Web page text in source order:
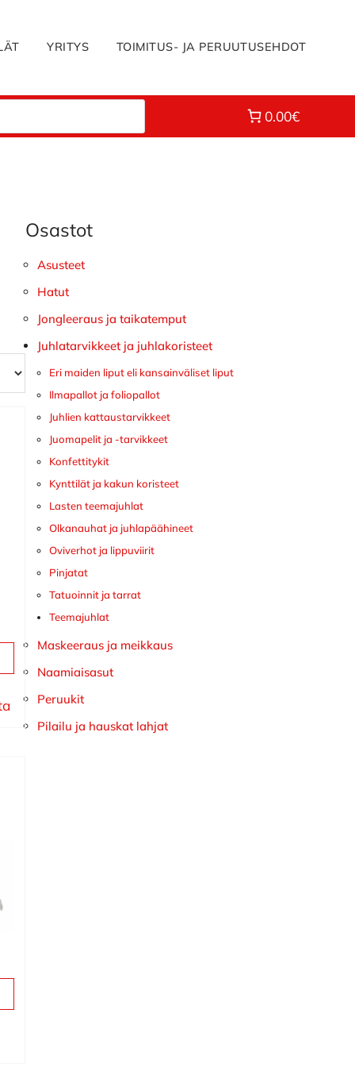
YRITYS TOIMITUS- JA PERUUTUSEHDOT
0.00€
Ensisijainen
sivupalkki
Osastot
Asusteet
Hatut
Jongleeraus ja taikatemput
Juhlatarvikkeet ja juhlakoristeet
Eri maiden liput eli kansainväliset liput
Ilmapallot ja foliopallot
Juhlien kattaustarvikkeet
Juomapelit ja -tarvikkeet
Konfettitykit
Kynttilät ja kakun koristeet
Lasten teemajuhlat
Olkanauhat ja juhlapäähineet
Oviverhot ja lippuviirit
Pinjatat
Tatuoinnit ja tarrat
Teemajuhlat
Maskeeraus ja meikkaus
Naamiaisasut
Peruukit
Pilailu ja hauskat lahjat